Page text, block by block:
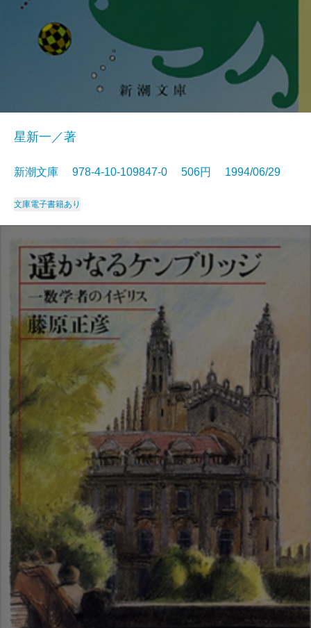
星新一／著
新潮文庫 978-4-10-109847-0 506円 1994/06/29
文庫電子書籍あり